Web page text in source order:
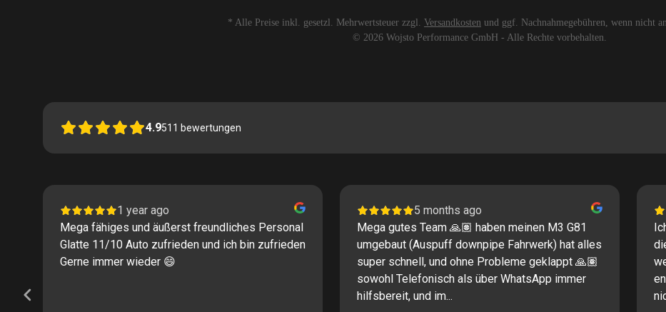
* Alle Preise inkl. gesetzl. Mehrwertsteuer zzgl. Versandkosten und ggf. Nachnahmegebühren, wenn nicht
© 2026 Wojsto Performance GmbH - Alle Rechte vorbehalten.
4.9511 bewertungen
1 year ago
Mega fähiges und äußerst freundliches Personal
Glatte 11/10 Auto zufrieden und ich bin zufrieden
Gerne immer wieder 😄
5 months ago
Mega gutes Team 🙏🏽 haben meinen M3 G81
umgebaut (Auspuff downpipe Fahrwerk) hat alles
super schnell, und ohne Probleme geklappt 🙏🏽
sowohl Telefonisch als über WhatsApp immer
hilfsbereit, und im...